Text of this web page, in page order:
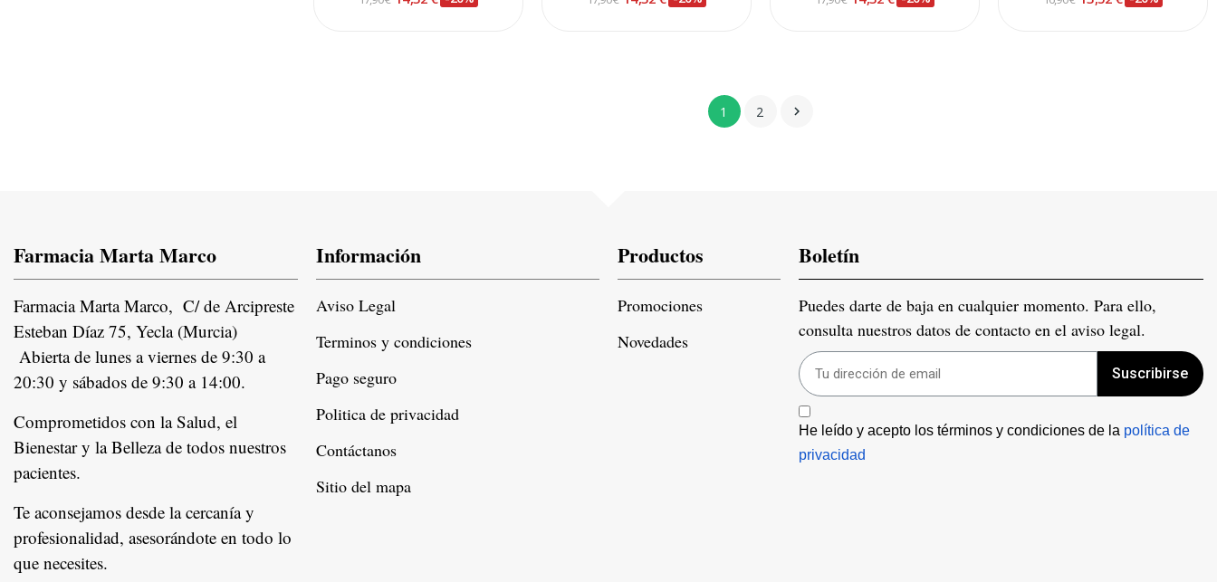
1 2 
Farmacia Marta Marco
Farmacia Marta Marco, C/ de Arcipreste
Esteban Díaz 75, Yecla (Murcia)
Abierta de lunes a viernes de 9:30 a
20:30 y sábados de 9:30 a 14:00.
Comprometidos con la Salud, el
Bienestar y la Belleza de todos nuestros
pacientes.
Te aconsejamos desde la cercanía y
profesionalidad, asesorándote en todo lo
que necesites.
Información
Aviso Legal
Terminos y condiciones
Pago seguro
Politica de privacidad
Contáctanos
Sitio del mapa
Productos
Promociones
Novedades
Boletín
Puedes darte de baja en cualquier momento. Para ello,
consulta nuestros datos de contacto en el aviso legal.
Suscribirse
He leído y acepto los términos y condiciones de la política de
privacidad